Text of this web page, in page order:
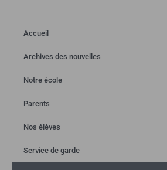
Accueil
Archives des nouvelles
Notre école
Parents
Nos élèves
Service de garde